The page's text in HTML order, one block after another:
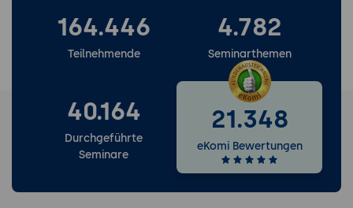
164.446
Teilnehmende
4.782
Seminarthemen
40.164
Durchgeführte
Seminare
21.348
eKomi Bewertungen